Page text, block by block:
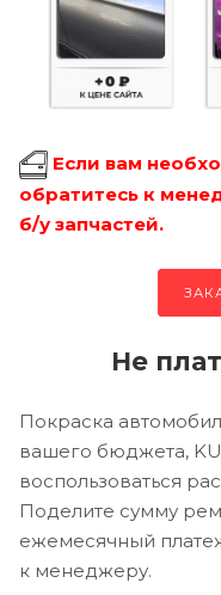
Если вам
обратитесь к
б/у запчастей.
Не
Покраска
вашего бюджета,
воспользоваться
Поделите сумму
ежемесячный
к менеджеру.